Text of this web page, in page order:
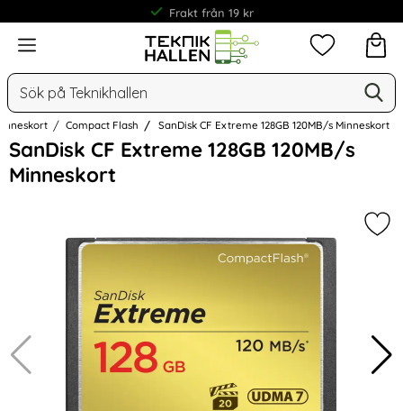
Frakt från 19 kr
Meny
Sök
Mina
Compact Flash SanDisk CF Extreme 128GB 120MB/s Minneskort
SanDisk CF Extreme 128GB 120MB/s
Minneskort
Hoppa
över
Bilder